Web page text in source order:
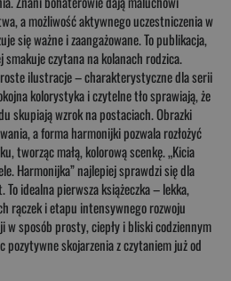
a możliwość aktywnego uczestniczenia w
się ważne i zaangażowane. To publikacja,
czytana na kolanach rodzica.
ilustracje – charakterystyczne dla serii
kolorystyka i czytelne tło sprawiają, że
skupiają wzrok na postaciach. Obrazki
a forma harmonijki pozwala rozłożyć
tworząc małą, kolorową scenkę. „Kicia
Harmonijka” najlepiej sprawdzi się dla
To idealna pierwsza książeczka – lekka,
rączek i etapu intensywnego rozwoju
w sposób prosty, ciepły i bliski codziennym
pozytywne skojarzenia z czytaniem już od